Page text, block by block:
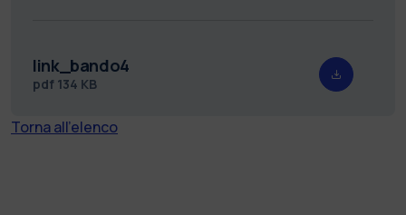
link_bando4
pdf 134 KB
Torna all'elenco